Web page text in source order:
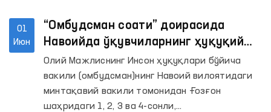
01
Июн
“Омбудсман соати” доирасида
Навоийда ўқувчиларнинг ҳуқуқий
хабардорлиги оширилмоқда
Олий Мажлиснинг Инсон ҳуқуқлари бўйича
вакили (омбудсман)нинг Навоий вилоятидаги
минтақавий вакили томонидан Ғозғон
шаҳридаги 1, 2, 3 ва 4-сонли,